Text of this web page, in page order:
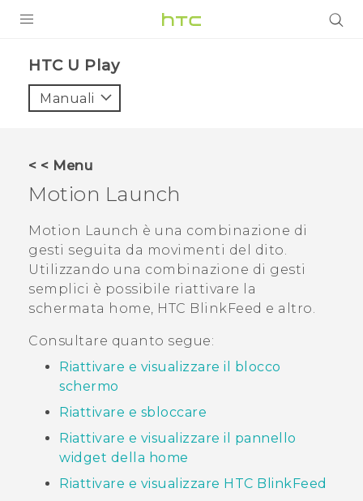
VIVE
ASSISTENZA
Accessori e dispositivi HTC
Accesso
HTC U Play‎
Manuali
< < Menu
Motion Launch
Motion Launch è una combinazione di
gesti seguita da movimenti del dito.
Utilizzando una combinazione di gesti
semplici è possibile riattivare la
schermata home, HTC BlinkFeed e altro.
Consultare quanto segue:
Riattivare e visualizzare il blocco
schermo
Riattivare e sbloccare
Riattivare e visualizzare il pannello
widget della home
Riattivare e visualizzare HTC BlinkFeed